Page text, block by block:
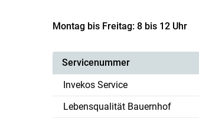
Montag bis Freitag: 8 bis 12 Uhr
Servicenummer
Invekos Service
Lebensqualität Bauernhof